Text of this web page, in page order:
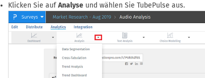
Klicken Sie aufAnalyse und wählen Sie TubePulse aus.